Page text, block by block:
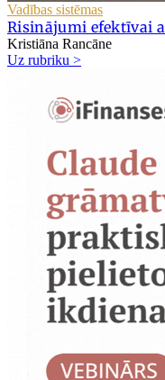
Vadības sistēmas
Risinājumi efektīvai
Kristiāna Rancāne
Uz rubriku >